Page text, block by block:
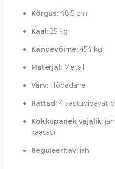
Kõrgus:48,5 cm
Kaal:25 kg
Kandevõime:454 kg
Materjal:Metall
Värv:Hõbedane
Rattad:4 vastupidavat
Kokkupanek vajalik:jah
kaasas)
Reguleeritav:jah